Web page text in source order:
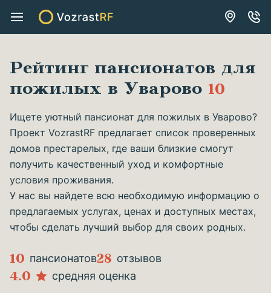
Рейтинг пансионатов для
пожилых в Уварово 10
Ищете уютный пансионат для пожилых в Уварово?
Проект VozrastRF предлагает список проверенных
домов престарелых, где ваши близкие смогут
получить качественный уход и комфортные
условия проживания.
У нас вы найдете всю необходимую информацию о
предлагаемых услугах, ценах и доступных местах,
чтобы сделать лучший выбор для своих родных.
10 пансионатов28 отзывов
4.0 средняя оценка